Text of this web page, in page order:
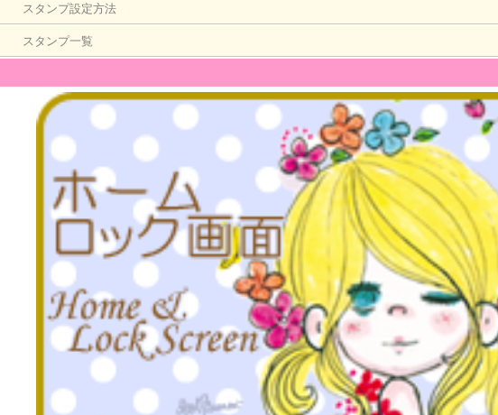
スタンプ設定方法
スタンプ一覧